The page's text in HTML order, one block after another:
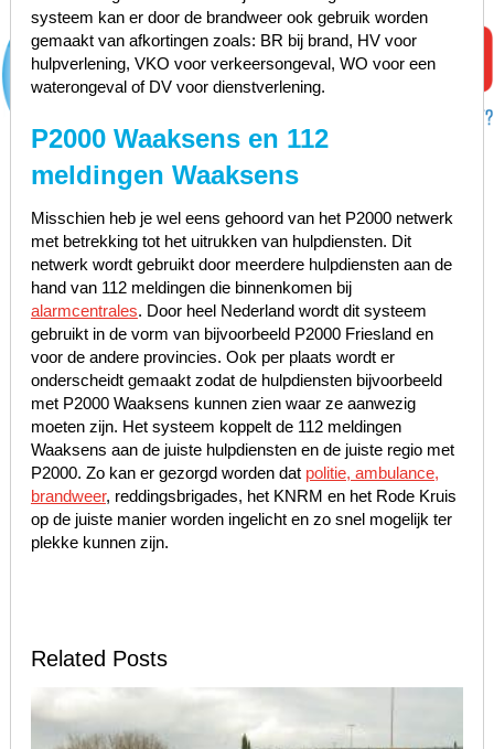
systeem kan er door de brandweer ook gebruik worden
gemaakt van afkortingen zoals: BR bij brand, HV voor
hulpverlening, VKO voor verkeersongeval, WO voor een
waterongeval of DV voor dienstverlening.
P2000 Waaksens en 112
meldingen Waaksens
Misschien heb je wel eens gehoord van het P2000 netwerk
met betrekking tot het uitrukken van hulpdiensten. Dit
netwerk wordt gebruikt door meerdere hulpdiensten aan de
hand van 112 meldingen die binnenkomen bij
alarmcentrales. Door heel Nederland wordt dit systeem
gebruikt in de vorm van bijvoorbeeld P2000 Friesland en
voor de andere provincies. Ook per plaats wordt er
onderscheidt gemaakt zodat de hulpdiensten bijvoorbeeld
met P2000 Waaksens kunnen zien waar ze aanwezig
moeten zijn. Het systeem koppelt de 112 meldingen
Waaksens aan de juiste hulpdiensten en de juiste regio met
P2000. Zo kan er gezorgd worden dat politie, ambulance,
brandweer, reddingsbrigades, het KNRM en het Rode Kruis
op de juiste manier worden ingelicht en zo snel mogelijk ter
plekke kunnen zijn.
Related Posts